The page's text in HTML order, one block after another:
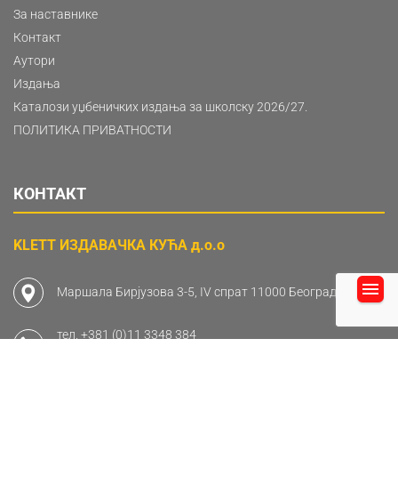
За наставнике
Контакт
Аутори
Издања
Каталози уџбеничких издања за школску 2026/27.
ПОЛИТИКА ПРИВАТНОСТИ
КОНТАКТ
KLETT ИЗДАВАЧКА КУЋА д.о.о
Маршала Бирјузова 3-5, IV спрат 11000 Београд
тел. +381 (0)11 3348 384